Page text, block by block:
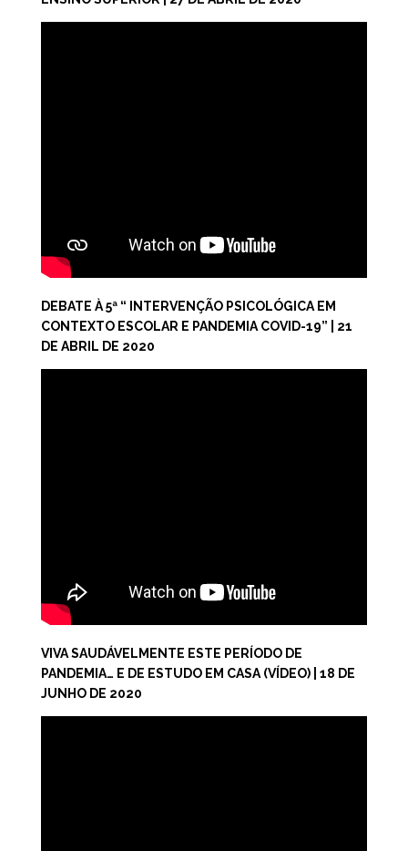
DEBATE À 5ª “ INTERVENÇÃO PSICOLÓGICA EM
CONTEXTO ESCOLAR E PANDEMIA COVID-19” | 21
DE ABRIL DE 2020
VIVA SAUDÁVELMENTE ESTE PERÍODO DE
PANDEMIA… E DE ESTUDO EM CASA (VÍDEO) | 18 DE
JUNHO DE 2020